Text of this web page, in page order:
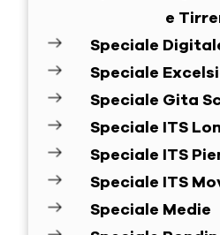
e
Speciale
Speciale
Speciale Gita
Speciale ITS
Speciale ITS
Speciale ITS
Speciale Medie